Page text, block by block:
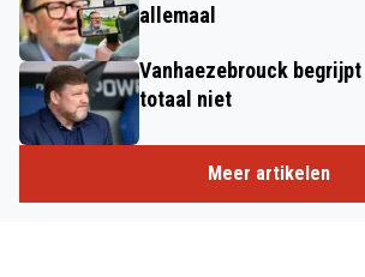
allemaal
Vanhaezebrouck
totaal niet
Meer artikelen